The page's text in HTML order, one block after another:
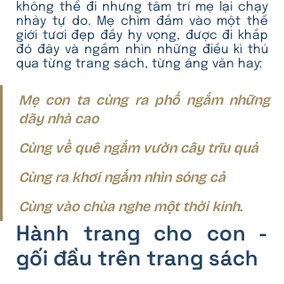
không thể đi nhưng tâm trí mẹ lại chạy
nhảy tự do. Mẹ chìm đắm vào một thế
giới tươi đẹp đầy hy vọng, được đi khắp
đó đây và ngắm nhìn những điều kì thú
qua từng trang sách, từng áng văn hay:
Mẹ con ta cùng ra phố ngắm những
dãy nhà cao
Cùng về quê ngắm vườn cây trĩu quả
Cùng ra khơi ngắm nhìn sóng cả
Cùng vào chùa nghe một thời kinh.
Hành trang cho con -
gối đầu trên trang sách